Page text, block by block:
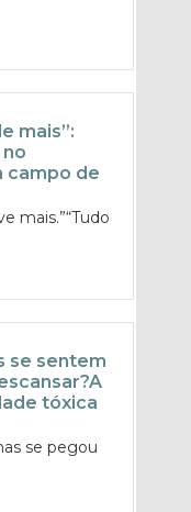
mais”:
campo de
mais.”“Tudo
se sentem
tóxica
se pegou